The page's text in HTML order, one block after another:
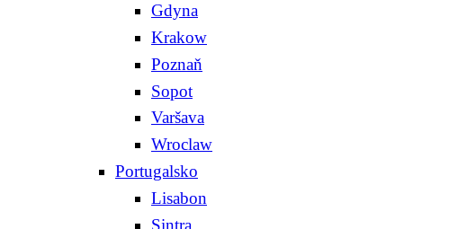
Gdyna
Krakow
Poznaň
Sopot
Varšava
Wroclaw
Portugalsko
Lisabon
Sintra